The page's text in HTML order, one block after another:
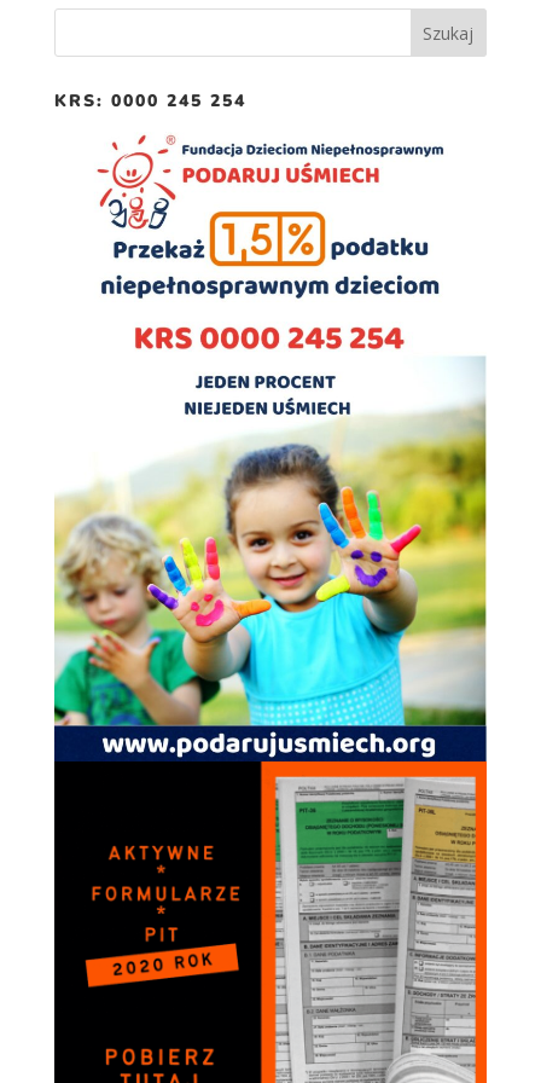
KRS: 0000 245 254
Aby nasza strona
na nią. Jeśli
odrzucisz te pliki
funkcje znikną
ze strony
internetowej.
Marketing
swoje
zainteresowania i
zachowania
podczas
odwiedzania naszej
strony, zwiększasz
szansę na
zobaczenie
spersonalizowanych
treści i ofert.